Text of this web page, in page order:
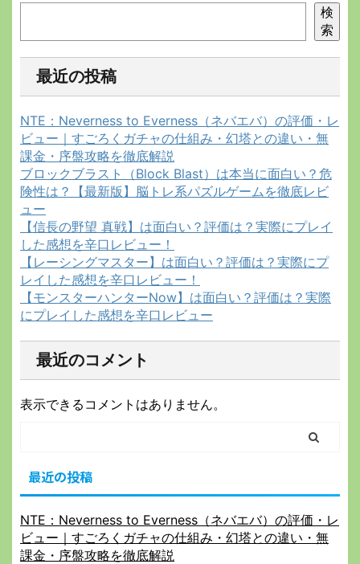
検
索
最近の投稿
NTE：Neverness to Everness（ネバエバ）の評価・レ
ビュー｜すごろくガチャの仕組み・幻塔との違い・無
課金・序盤攻略を徹底解説
ブロックブラスト（Block Blast）は本当に面白い？危
険性は？【最新版】脳トレ系パズルゲームを徹底レビ
ュー
【信長の野望 真戦】は面白い？評価は？実際にプレイ
した感想を辛口レビュー！
【レーシングマスター】は面白い？評価は？実際にプ
レイした感想を辛口レビュー！
【モンスターハンターNow】は面白い？評価は？実際
にプレイした感想を辛口レビュー
最近のコメント
表示できるコメントはありません。
最近の投稿
NTE：Neverness to Everness（ネバエバ）の評価・レ
ビュー｜すごろくガチャの仕組み・幻塔との違い・無
課金・序盤攻略を徹底解説